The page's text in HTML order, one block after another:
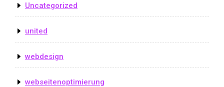
Uncategorized
united
webdesign
webseitenoptimierung